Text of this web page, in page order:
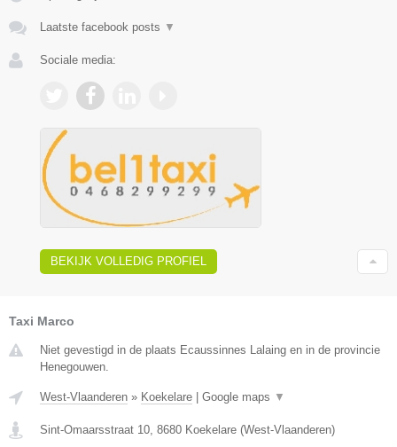
Laatste facebook posts ▼
Sociale media:
BEKIJK VOLLEDIG PROFIEL
Taxi Marco
Niet gevestigd in de plaats Ecaussinnes Lalaing en in de provincie
Henegouwen.
West-Vlaanderen » Koekelare Google maps ▼
Sint-Omaarsstraat 10, 8680 Koekelare (West-Vlaanderen)